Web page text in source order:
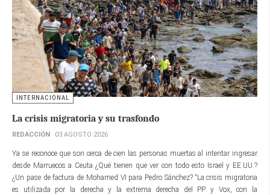
INTERNACIONAL
La crisis migratoria y su trasfondo
REDACCIÓN 03 AGOSTO 2026
Ya se reconoce que son cerca de cien las personas muertas al intentar ingresar
desde Marruecos a Ceuta ¿Qué tienen que ver con todo esto Israel y EE.UU.?
¿Un pase de factura de Mohamed VI para Pedro Sánchez? “La crisis migratoria
es utilizada por la derecha y la extrema derecha del PP y Vox, con la